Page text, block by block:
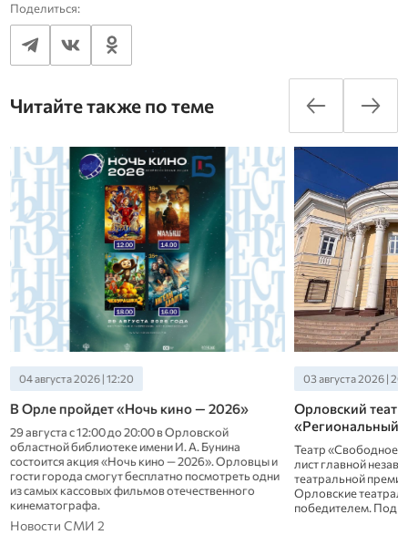
Поделиться:
Читайте также по теме
04 августа 2026 | 12:20
В Орле пройдет «Ночь кино — 2026»
29 августа с 12:00 до 20:00 в Орловской
областной библиотеке имени И. А. Бунина
состоится акция «Ночь кино — 2026». Орловцы и
гости города смогут бесплатно посмотреть одни
из самых кассовых фильмов отечественного
кинематографа.
03 августа 2026 |
Орловский театр
«Региональный
Театр «Свободное
лист главной
театральной
Орловские
победителем.
Новости СМИ 2